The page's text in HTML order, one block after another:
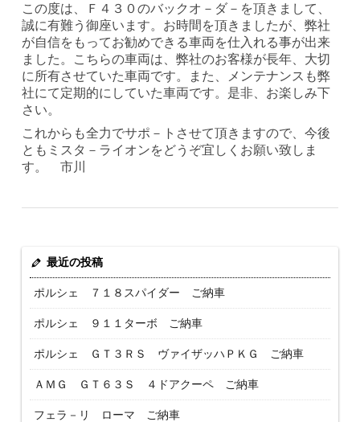
この度は、Ｆ４３０のバックオ－ダ－を頂きまして、
誠に有難う御座います。お時間を頂きましたが、弊社
が自信をもってお勧めできる車両を仕入れる事が出来
ました。こちらの車両は、弊社のお客様が長年、大切
に所有させていた車両です。また、メンテナンスも弊
社にて定期的にしていた車両です。是非、お楽しみ下
さい。
これからも全力でサポ－トさせて頂きますので、今後
ともミスタ－ライオンをどうぞ宜しくお願い致しま
す。 市川
最近の投稿
ポルシェ ７１８スパイダー ご納車
ポルシェ ９１１ターボ ご納車
ポルシェ ＧＴ３ＲＳ ヴァイザッハＰＫＧ ご納車
ＡＭＧ ＧＴ６３Ｓ ４ドアクーペ ご納車
フェラ－リ ローマ ご納車